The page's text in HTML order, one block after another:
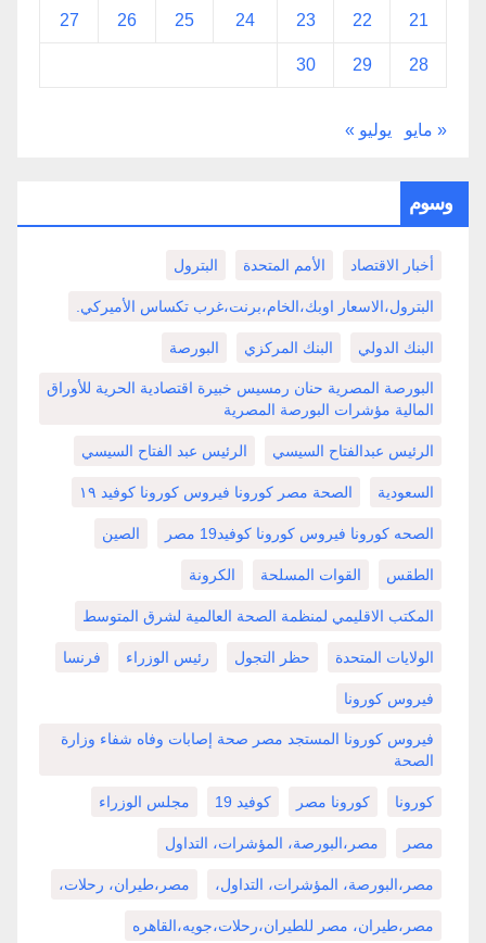
21
22
23
24
25
26
27
28
29
30
« مايو يوليو »
وسوم
أخبار الاقتصاد الأمم المتحدة البترول
البترول،الاسعار اوبك،الخام،برنت،غرب تكساس الأميركي.
البنك الدولي البنك المركزي البورصة
البورصة المصرية حنان رمسيس خبيرة اقتصادية الحرية للأوراق
المالية مؤشرات البورصة المصرية
الرئيس عبدالفتاح السيسي الرئيس عبد الفتاح السيسي
السعودية الصحة مصر كورونا فيروس كورونا كوفيد ١٩
الصحه كورونا فيروس كورونا كوفيد19 مصر الصين
الطقس القوات المسلحة الكرونة
المكتب الاقليمي لمنظمة الصحة العالمية لشرق المتوسط
الولايات المتحدة حظر التجول رئيس الوزراء فرنسا
فيروس كورونا
فيروس كورونا المستجد مصر صحة إصابات وفاه شفاء وزارة
الصحة
كورونا كورونا مصر كوفيد 19 مجلس الوزراء
مصر مصر،البورصة، المؤشرات، التداول
مصر،البورصة، المؤشرات، التداول، مصر،طيران، رحلات،
مصر،طيران، مصر للطيران،رحلات،جويه،القاهره